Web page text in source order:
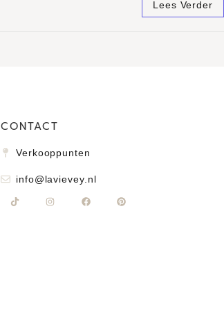
Lees Verder
CONTACT
Verkooppunten
info@lavievey.nl